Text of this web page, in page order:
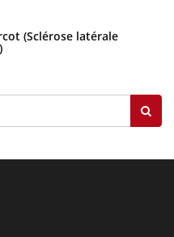
(Sclérose latérale